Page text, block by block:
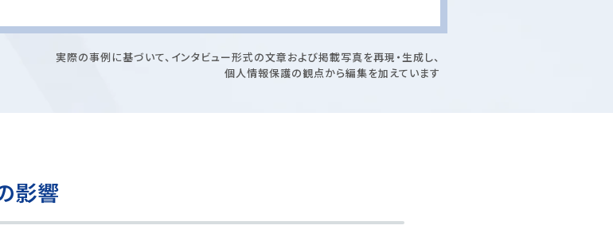
実際の事例に基づいて、インタビュー形式の文章および掲載写真を再現・生成し、
個人情報保護の観点から編集を加えています
影響